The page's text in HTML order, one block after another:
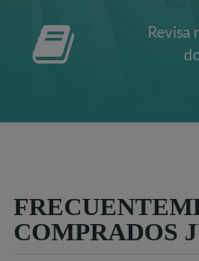
Revisa
COMPRADOS